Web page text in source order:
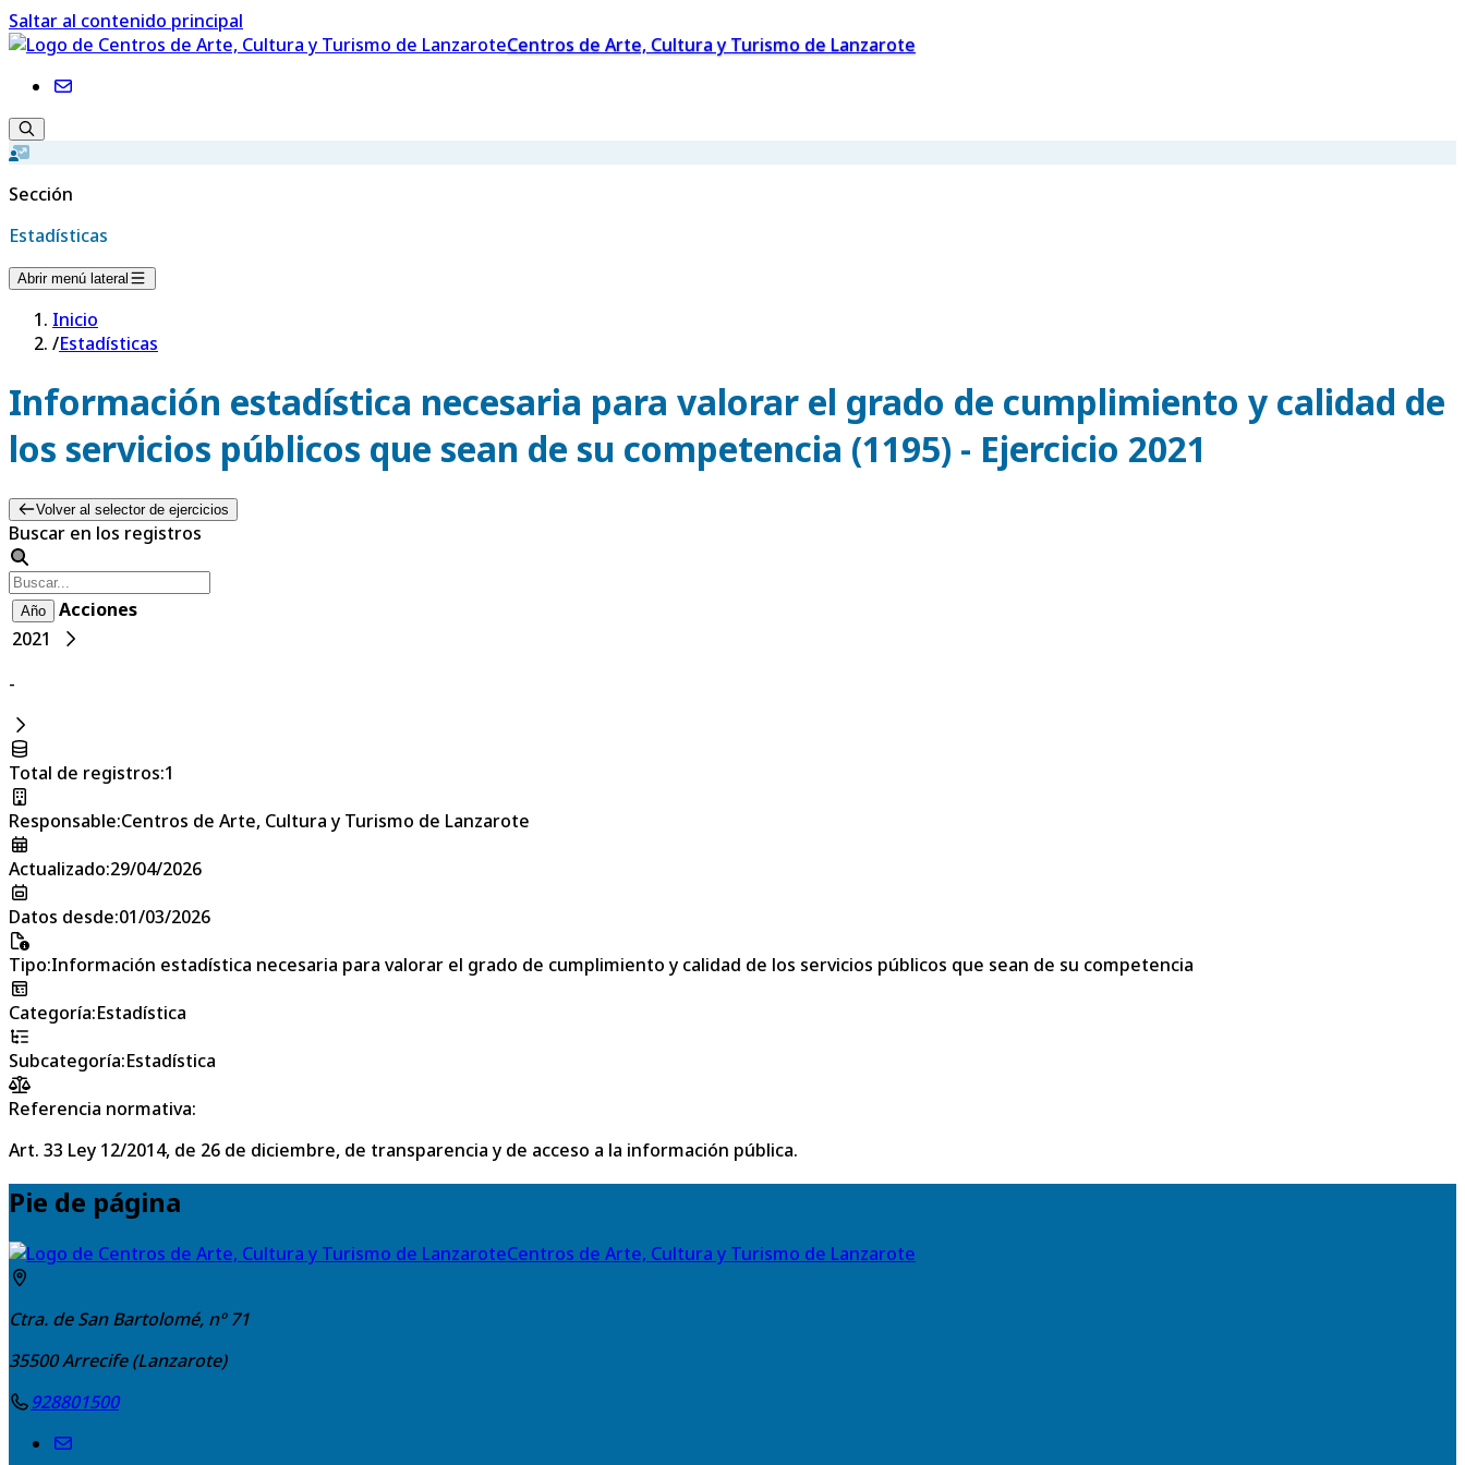
Saltar al contenido principal
Centros de Arte, Cultura y Turismo de Lanzarote
Sección
Estadísticas
Abrir menú lateral
Inicio
/Estadísticas
Información estadística necesaria para valorar el grado de cumplimiento y calidad de
los servicios públicos que sean de su competencia (1195) - Ejercicio 2021
Volver al selector de ejercicios
Buscar en los registros
Año
Acciones
2021
-
Total de registros:1
Responsable:Centros de Arte, Cultura y Turismo de Lanzarote
Actualizado:29/04/2026
Datos desde:01/03/2026
Tipo:Información estadística necesaria para valorar el grado de cumplimiento y calidad de los servicios públicos que sean de su competencia
Categoría:Estadística
Subcategoría:Estadística
Referencia normativa:
Art. 33 Ley 12/2014, de 26 de diciembre, de transparencia y de acceso a la información pública.
Pie de página
Centros de Arte, Cultura y Turismo de Lanzarote
Ctra. de San Bartolomé, nº 71
35500Arrecife (Lanzarote)
928801500